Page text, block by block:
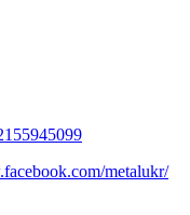
metalukr/